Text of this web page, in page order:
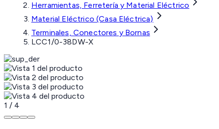
Herramientas, Ferretería y Material Eléctrico
Material Eléctrico (Casa Eléctrica)
Terminales, Conectores y Bornas
LCC1/0-38DW-X
1 / 4